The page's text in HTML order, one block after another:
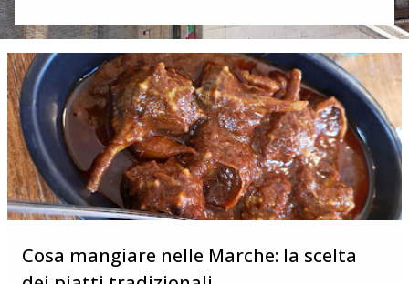
in questo post vi racconto la particolarità di Corridonia che
stupisce e che ha rappresentato per me la vera scoperta di
questo paese. Visita a Corridonia Corridonia si trova nelle
Marche in provincia di Macerata . Il borgo si incontra dopo
pochi chilometri, sulla sinistra, quando si percorre la Val di
Chienti che da Civitanova Marche va verso i Monti Sibillini.
Da lontano si può vedere il suo profilo con il campanile che
svetta al centro di una serie di case che si estendono su
un’altura. Dopo aver visitato parecchi borghi nel
maceratese che grosso modo si somigliano immaginavo
che anche Corridonia avesse il bel ce...
Cosa mangiare nelle Marche: la scelta